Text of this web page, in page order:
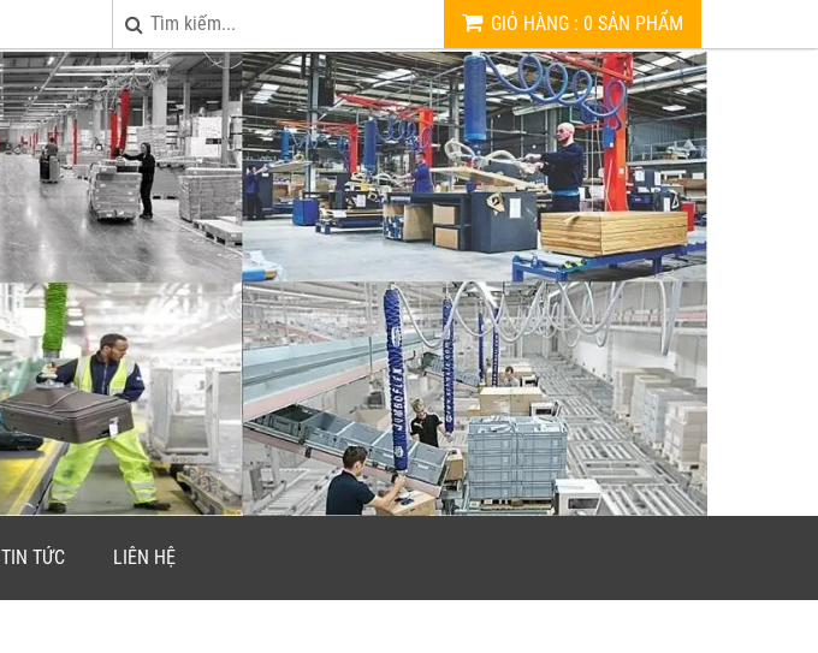
GIỎ HÀNG : 0 SẢN PHẨM
TIN TỨC LIÊN HỆ